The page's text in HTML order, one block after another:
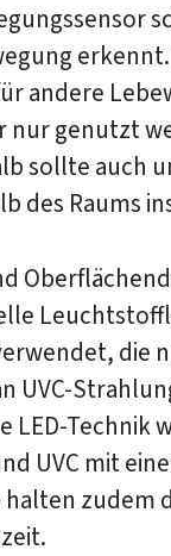
andere
nur genutzt
sollte auch
des Raums
die
UVC-
Technik
UVC mit
halten